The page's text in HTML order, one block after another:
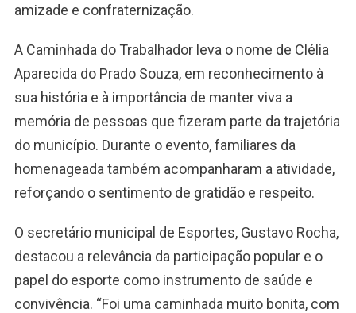
amizade e confraternização.
A Caminhada do Trabalhador leva o nome de Clélia
Aparecida do Prado Souza, em reconhecimento à
sua história e à importância de manter viva a
memória de pessoas que fizeram parte da trajetória
do município. Durante o evento, familiares da
homenageada também acompanharam a atividade,
reforçando o sentimento de gratidão e respeito.
O secretário municipal de Esportes, Gustavo Rocha,
destacou a relevância da participação popular e o
papel do esporte como instrumento de saúde e
convivência. “Foi uma caminhada muito bonita, com